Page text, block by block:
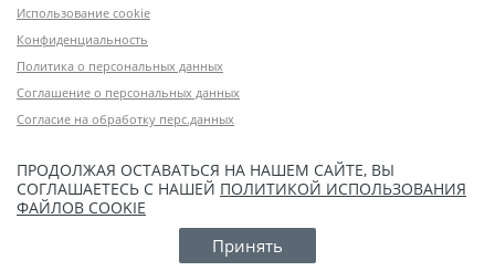
Использование cookie
Конфиденциальность
Политика о персональных данных
Соглашение о персональных данных
Согласие на обработку перс.данных
ПРОДОЛЖАЯ ОСТАВАТЬСЯ НА НАШЕМ САЙТЕ, ВЫ
СОГЛАШАЕТЕСЬ С НАШЕЙ ПОЛИТИКОЙ ИСПОЛЬЗОВАНИЯ
ФАЙЛОВ COOKIE
Принять